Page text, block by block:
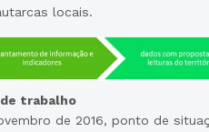
locais.
trabalho
de 2016, ponto de